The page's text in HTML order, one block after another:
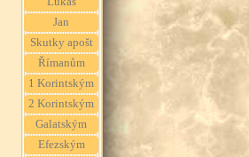
Jan
Skutky apošt
Římanům
1 Korintským
2 Korintským
Galatským
Efezským